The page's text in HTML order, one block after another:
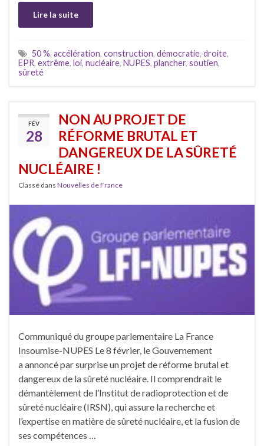
Lire la suite
50 %, accélération, construction, démocratie, droite,
EPR, extrême, loi, nucléaire, NUPES, plancher, soutien,
sûreté
FÉV
28
NON AU PROJET DE
RÉFORME BRUTAL ET
DANGEREUX DE LA SÛRETÉ
NUCLÉAIRE !
Classé dans Nouvelles de France
Communiqué du groupe parlementaire La France
Insoumise-NUPES Le 8 février, le Gouvernement
a annoncé par surprise un projet de réforme brutal et
dangereux de la sûreté nucléaire. Il comprendrait le
démantèlement de l’Institut de radioprotection et de
sûreté nucléaire (IRSN), qui assure la recherche et
l’expertise en matière de sûreté nucléaire, et la fusion de
ses compétences …